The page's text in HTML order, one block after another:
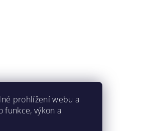
prohlížení webu a
funkce, výkon a